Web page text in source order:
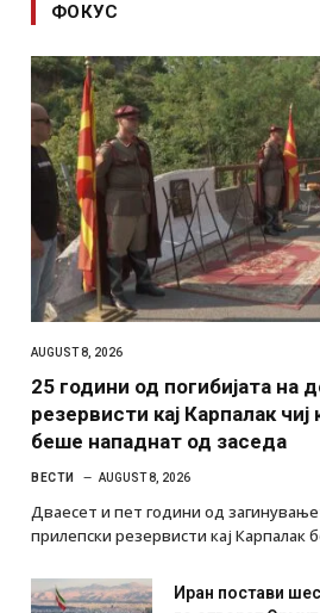
ФОКУС
AUGUST 8, 2026
25 години од погибијата на
резервисти кај Карпалак чиј
беше нападнат од заседа
ВЕСТИ AUGUST 8, 2026
Дваесет и пет години од
прилепски резервисти кај Карпалак
Иран постави